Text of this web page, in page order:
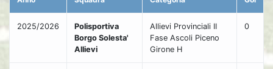
2025/2026
Polisportiva
Borgo Solesta'
Allievi
Allievi Provinciali II
Fase Ascoli Piceno
Girone H
0